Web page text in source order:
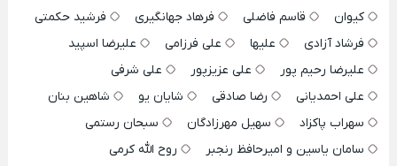
کیوان
قاسم فاضلی فرهاد جهانگیری
فرشید حکمتی
فرشاد آزادی
علیها علی فرزامی
علیرضا اسپید
علیرضا رحیم پور
علی عزیزپور
علی شرفی
علی احمدیانی
رضا صادقی شایان یو
شاهین بنان
سهراب پاکزاد
سهیل مهرزادگان
سبحان رستمی
سامان یاسین و امیرحافظ رنجبر
روح الله کرمی